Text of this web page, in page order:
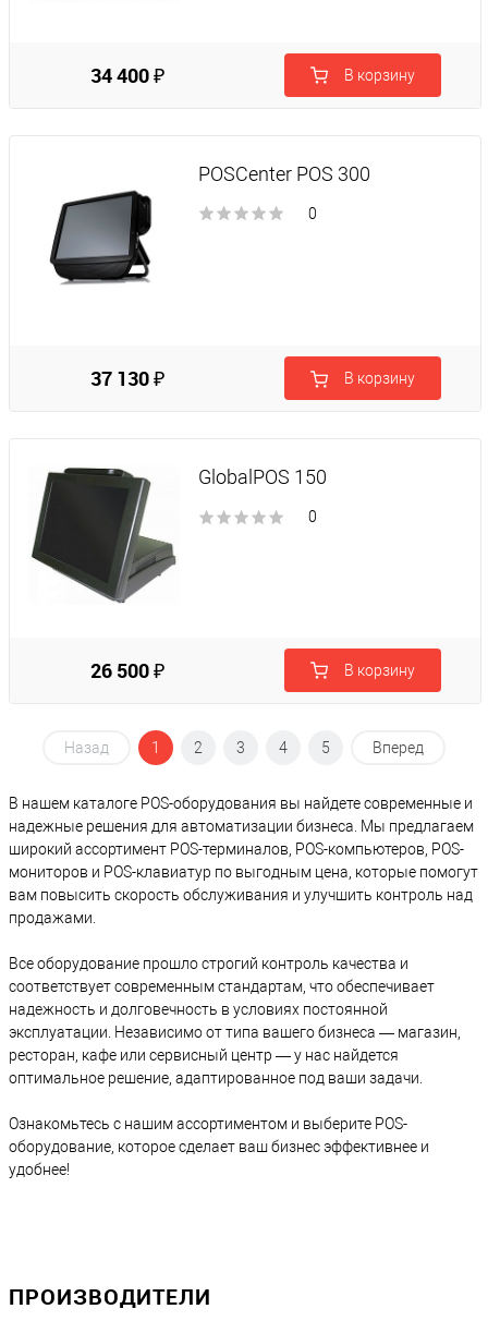
34 400 ₽ В корзину
POSCenter POS 300
0
37 130 ₽ В корзину
GlobalPOS 150
0
26 500 ₽ В корзину
Назад 1 2 3 4 5 Вперед
В нашем каталоге POS-оборудования вы найдете современныe и
надежныe решения для автоматизации бизнеса. Мы предлагаем
широкий ассортимент POS-терминалов, POS-компьютеров, POS-
мониторов и POS-клавиатур по выгодным цена, которые помогут
вам повысить скорость обслуживания и улучшить контроль над
продажами.
Все оборудование прошло строгий контроль качества и
соответствует современным стандартам, что обеспечивает
надежность и долговечность в условиях постоянной
эксплуатации. Независимо от типа вашего бизнеса — магазин,
ресторан, кафе или сервисный центр — у нас найдется
оптимальное решение, адаптированное под ваши задачи.
Ознакомьтесь с нашим ассортиментом и выберите POS-
оборудование, которое сделает ваш бизнес эффективнее и
удобнее!
ПРОИЗВОДИТЕЛИ